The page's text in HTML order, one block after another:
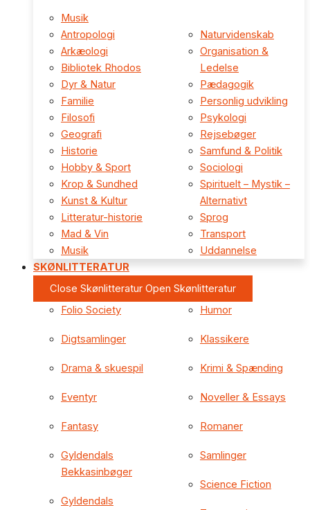
Musik
Antropologi
Arkæologi
Bibliotek Rhodos
Dyr & Natur
Familie
Filosofi
Geografi
Historie
Hobby & Sport
Krop & Sundhed
Kunst & Kultur
Litteratur-historie
Mad & Vin
Musik
Naturvidenskab
Organisation &
Ledelse
Pædagogik
Personlig udvikling
Psykologi
Rejsebøger
Samfund & Politik
Sociologi
Spirituelt – Mystik –
Alternativt
Sprog
Transport
Uddannelse
SKØNLITTERATUR
Close Skønlitteratur Open Skønlitteratur
Folio Society
Digtsamlinger
Drama & skuespil
Eventyr
Fantasy
Gyldendals
Bekkasinbøger
Gyldendals
Humor
Klassikere
Krimi & Spænding
Noveller & Essays
Romaner
Samlinger
Science Fiction